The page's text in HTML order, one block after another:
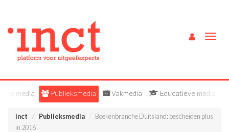
Alle media Publieksmedia Vakmedia Educatieve media
inct Publieksmedia
Boekenbranche Duitsland: bescheiden plus
in 2016